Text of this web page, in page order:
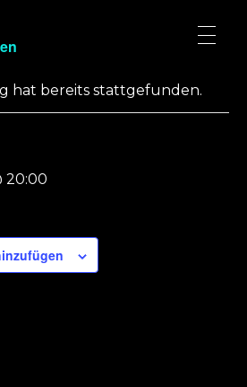
hat bereits stattgefunden.
20:00